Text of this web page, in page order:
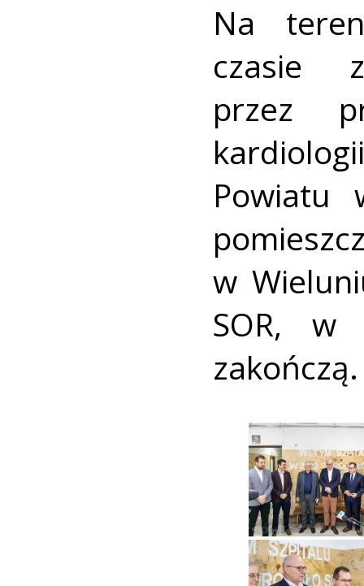
Na
czasie
przez
Powiatu
w
SOR, w
zakończą.